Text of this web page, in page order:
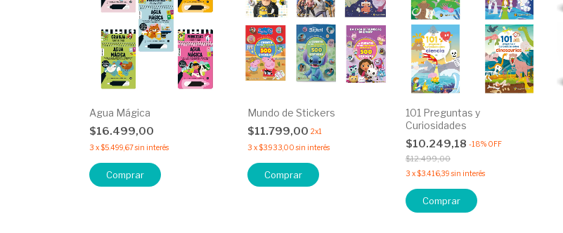
Agua Mágica
$16.499,00
3 x$5.499,67sin interés
Comprar
Mundo de Stickers
$11.799,00 2x1
3 x$3.933,00 sin interés
Comprar
101 Preguntas y
Curiosidades
$10.249,18 -18% OFF
$12.499,00
3 x$3.416,39 sin interés
Comprar